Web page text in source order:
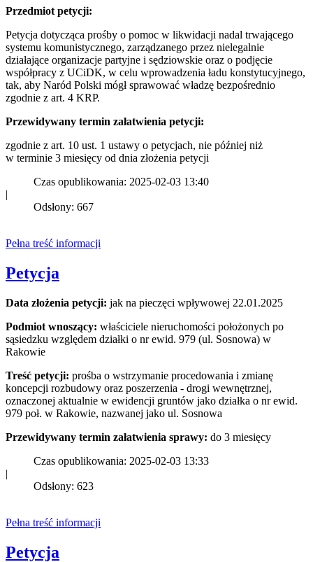
Przedmiot petycji:
Petycja dotycząca prośby o pomoc w likwidacji nadal trwającego
systemu komunistycznego, zarządzanego przez nielegalnie
działające organizacje partyjne i sędziowskie oraz o podjęcie
współpracy z UCiDK, w celu wprowadzenia ładu konstytucyjnego,
tak, aby Naród Polski mógł sprawować władzę bezpośrednio
zgodnie z art. 4 KRP.
Przewidywany termin załatwienia petycji:
zgodnie z art. 10 ust. 1 ustawy o petycjach, nie później niż
w terminie 3 miesięcy od dnia złożenia petycji
Czas opublikowania: 2025-02-03 13:40
|
Odsłony: 667
Pełna treść informacji
Petycja
Data złożenia petycji: jak na pieczęci wpływowej 22.01.2025
Podmiot wnoszący: właściciele nieruchomości położonych po
sąsiedzku względem działki o nr ewid. 979 (ul. Sosnowa) w
Rakowie
Treść petycji: prośba o wstrzymanie procedowania i zmianę
koncepcji rozbudowy oraz poszerzenia - drogi wewnętrznej,
oznaczonej aktualnie w ewidencji gruntów jako działka o nr ewid.
979 poł. w Rakowie, nazwanej jako ul. Sosnowa
Przewidywany termin załatwienia sprawy: do 3 miesięcy
Czas opublikowania: 2025-02-03 13:33
|
Odsłony: 623
Pełna treść informacji
Petycja